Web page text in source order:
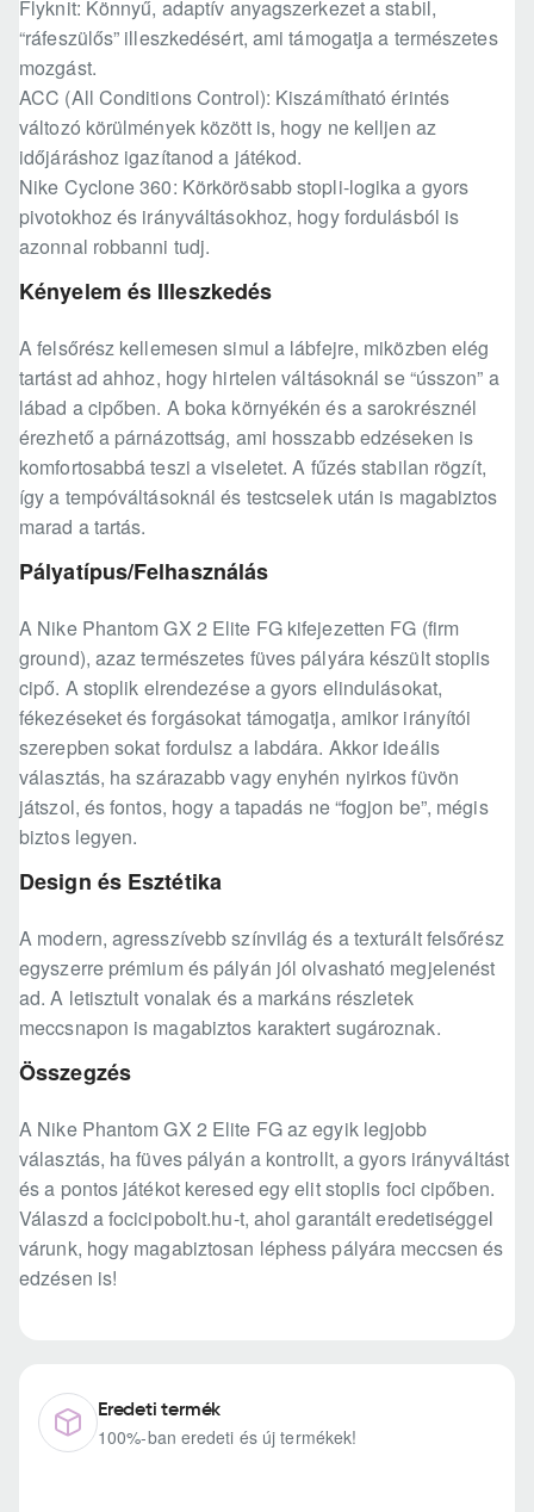
Flyknit: Könnyű, adaptív anyagszerkezet a stabil,
“ráfeszülős” illeszkedésért, ami támogatja a természetes
mozgást.
ACC (All Conditions Control): Kiszámítható érintés
változó körülmények között is, hogy ne kelljen az
időjáráshoz igazítanod a játékod.
Nike Cyclone 360: Körkörösabb stopli-logika a gyors
pivotokhoz és irányváltásokhoz, hogy fordulásból is
azonnal robbanni tudj.
Kényelem és Illeszkedés
A felsőrész kellemesen simul a lábfejre, miközben elég
tartást ad ahhoz, hogy hirtelen váltásoknál se “ússzon” a
lábad a cipőben. A boka környékén és a sarokrésznél
érezhető a párnázottság, ami hosszabb edzéseken is
komfortosabbá teszi a viseletet. A fűzés stabilan rögzít,
így a tempóváltásoknál és testcselek után is magabiztos
marad a tartás.
Pályatípus/Felhasználás
A Nike Phantom GX 2 Elite FG kifejezetten FG (firm
ground), azaz természetes füves pályára készült stoplis
cipő. A stoplik elrendezése a gyors elindulásokat,
fékezéseket és forgásokat támogatja, amikor irányítói
szerepben sokat fordulsz a labdára. Akkor ideális
választás, ha szárazabb vagy enyhén nyirkos füvön
játszol, és fontos, hogy a tapadás ne “fogjon be”, mégis
biztos legyen.
Design és Esztétika
A modern, agresszívebb színvilág és a texturált felsőrész
egyszerre prémium és pályán jól olvasható megjelenést
ad. A letisztult vonalak és a markáns részletek
meccsnapon is magabiztos karaktert sugároznak.
Összegzés
A Nike Phantom GX 2 Elite FG az egyik legjobb
választás, ha füves pályán a kontrollt, a gyors irányváltást
és a pontos játékot keresed egy elit stoplis foci cipőben.
Válaszd a focicipobolt.hu-t, ahol garantált eredetiséggel
várunk, hogy magabiztosan léphess pályára meccsen és
edzésen is!
Eredeti termék
100%-ban eredeti és új termékek!